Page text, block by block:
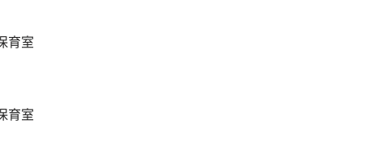
育室
育室